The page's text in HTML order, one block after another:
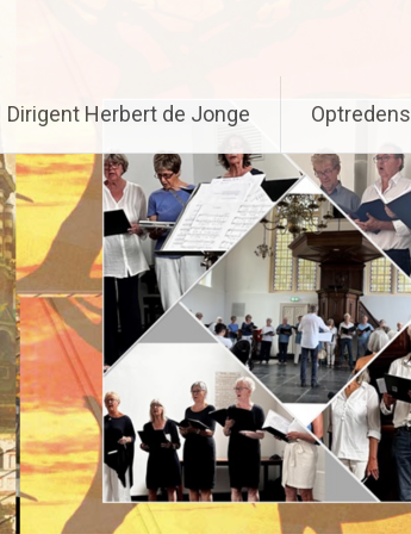
Dirigent Herbert de Jonge Optredens